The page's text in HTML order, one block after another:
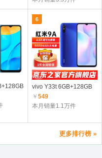
6
vivo Y33t 6GB+128GB
￥549
本月销量1.1万件
更多排行榜 »